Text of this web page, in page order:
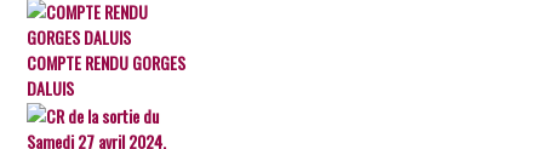
COMPTE RENDU GORGES
DALUIS